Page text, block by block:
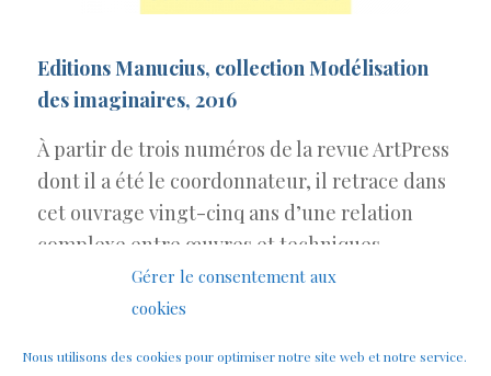
Gérer le consentement aux
cookies
Nous utilisons des cookies pour optimiser notre site web et notre service.
Editions Manucius, collection Modélisation
des imaginaires, 2016
À partir de trois numéros de la revue ArtPress
dont il a été le coordonnateur, il retrace dans
cet ouvrage vingt-cinq ans d’une relation
complexe entre œuvres et techniques
numériques. Il montre que cette relation ne
peut être pensée à partir des catégories